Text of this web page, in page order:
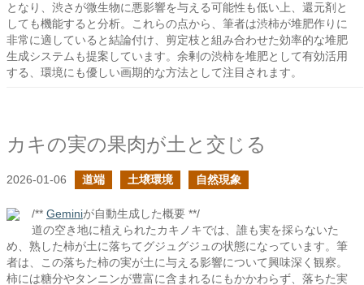
となり、渋さが微生物に悪影響を与える可能性も低い上、還元剤と
しても機能すると分析。これらの点から、筆者は渋柿が堆肥作りに
非常に適していると結論付け、剪定枝と組み合わせた効率的な堆肥
生成システムも提案しています。余剰の渋柿を堆肥として有効活用
する、環境にも優しい画期的な方法として注目されます。
カキの実の果肉が土と交じる
2026-01-06 道端 土壌環境 自然現象
/** Geminiが自動生成した概要 **/
道の空き地に植えられたカキノキでは、誰も実を採らないた
め、熟した柿が土に落ちてグジュグジュの状態になっています。筆
者は、この落ちた柿の実が土に与える影響について興味深く観察。
柿には糖分やタンニンが豊富に含まれるにもかかわらず、落ちた実